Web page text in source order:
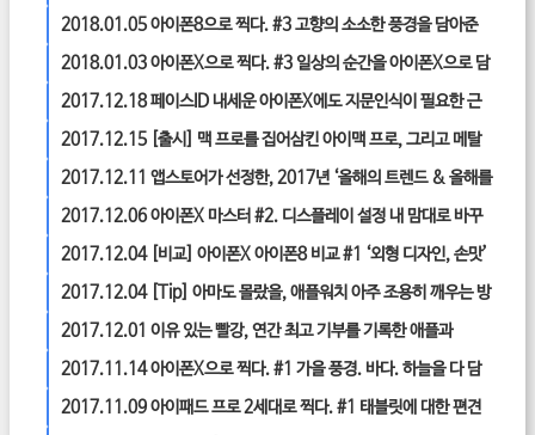
2018.01.05아이폰8으로 찍다. #3 고향의 소소한 풍경을 담아준
아이폰8 플러스
2018.01.03아이폰X으로 찍다. #3 일상의 순간을 아이폰X으로 담
다.
2017.12.18페이스ID 내세운 아이폰X에도 지문인식이 필요한 근
본적 이유
2017.12.15 [출시] 맥 프로를 집어삼킨 아이맥 프로, 그리고 메탈
을 품은 파이널 컷 프로 X
2017.12.11 앱스토어가 선정한, 2017년 ‘올해의 트렌드 & 올해를
빛낸 최고작’
2017.12.06아이폰X 마스터 #2. 디스플레이 설정 내 맘대로 바꾸
는 9가지 방법
2017.12.04[비교] 아이폰X 아이폰8 비교 #1 ‘외형 디자인, 손맛’
살펴보기
2017.12.04[Tip] 아마도 몰랐을, 애플워치 아주 조용히 깨우는 방
법
2017.12.01 이유 있는 빨강, 연간 최고 기부를 기록한 애플과
(RED) 이야기
2017.11.14아이폰X으로 찍다. #1 가을 풍경. 바다. 하늘을 다 담
다.
2017.11.09아이패드 프로 2세대로 찍다. #1 태블릿에 대한 편견